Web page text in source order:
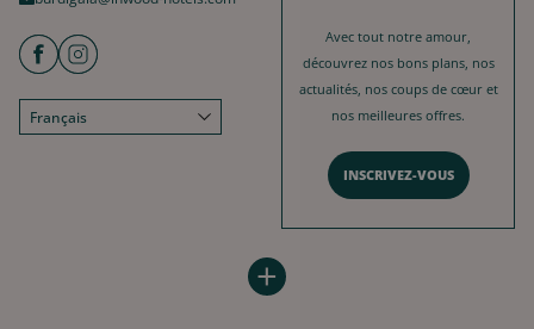
Français
À propos
LABELS & CERTIFICATIONS
Avec tout notre amour,
découvrez nos bons plans, nos
actualités, nos coups de cœur et
nos meilleures offres.
INSCRIVEZ-VOUS
+